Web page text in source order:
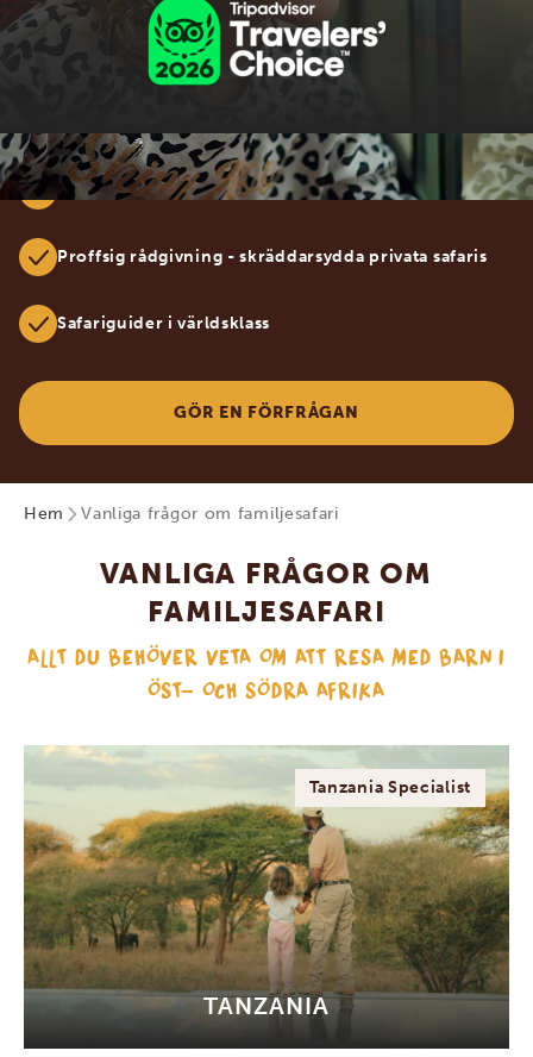
100% specialiserade på Afrika
Proffsig rådgivning - skräddarsydda privata safaris
Safariguider i världsklass
GÖR EN FÖRFRÅGAN
Hem Vanliga frågor om familjesafari
VANLIGA FRÅGOR OM
FAMILJESAFARI
ALLT DU BEHÖVER VETA OM ATT RESA MED BARN I
ÖST- OCH SÖDRA AFRIKA
Tanzania Specialist
TANZANIA